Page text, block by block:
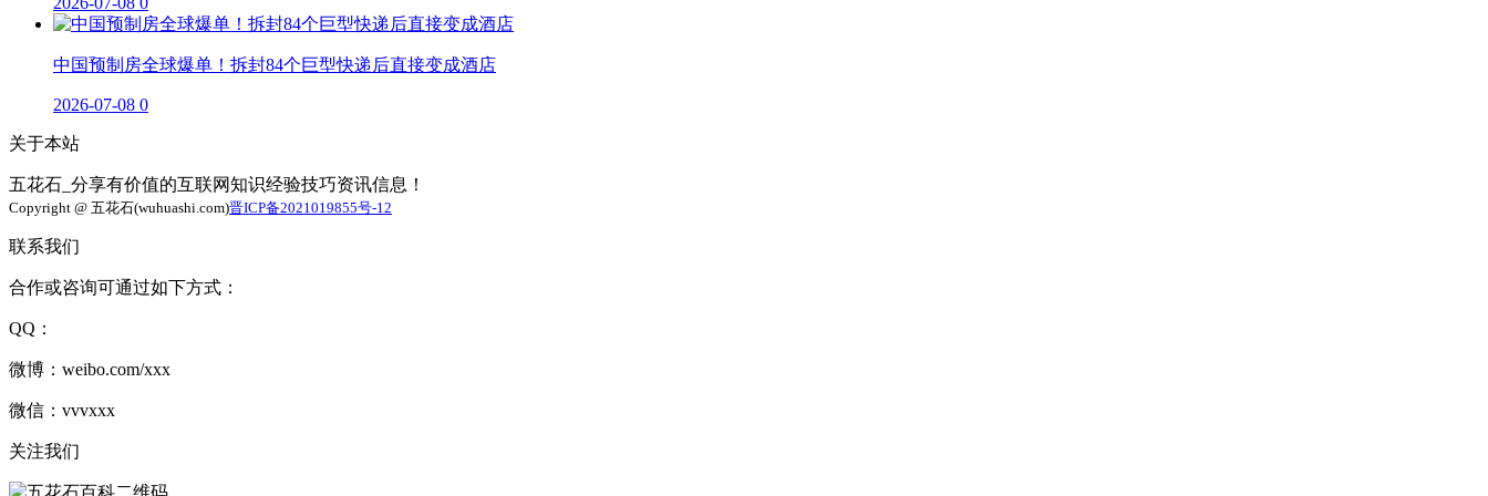
中国预制房全球爆单！拆封84个巨型快递后直接变成酒店
2026-07-08 0
关于本站
五花石_分享有价值的互联网知识经验技巧资讯信息！
Copyright @ 五花石(wuhuashi.com)晋ICP备2021019855号-12
联系我们
合作或咨询可通过如下方式：
QQ：
微博：weibo.com/xxx
微信：vvvxxx
关注我们